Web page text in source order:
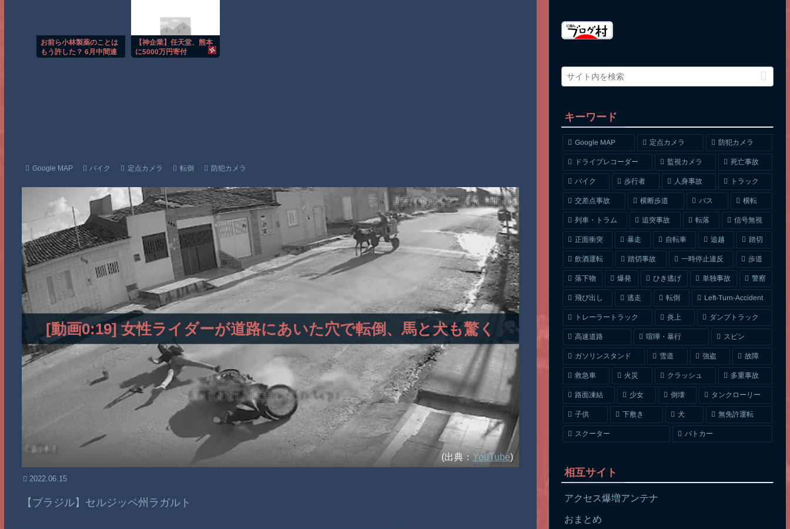
お前ら小林製薬のことは
もう許した？ 6月中間連
【神企業】任天堂、熊本
に5000万円寄付
Google MAP バイク 定点カメラ 転倒 防犯カメラ
[動画0:19] 女性ライダーが道路にあいた穴で転倒、馬と犬も驚く
(出典： YouTube)
2022.06.15
【ブラジル】セルジッペ州ラガルト
キーワード
Google MAP 定点カメラ 防犯カメラ
ドライブレコーダー 監視カメラ 死亡事故
バイク 歩行者 人身事故 トラック
交差点事故 横断歩道 バス 横転
列車・トラム 追突事故 転落 信号無視
正面衝突 暴走 自転車 追越 踏切
飲酒運転 踏切事故 一時停止違反 歩道
落下物 爆発 ひき逃げ 単独事故 警察
飛び出し 逃走 転倒 Left-Turn-Accident
トレーラートラック 炎上 ダンプトラック
高速道路 喧嘩・暴行 スピン
ガソリンスタンド 雪道 強盗 故障
救急車 火災 クラッシュ 多重事故
路面凍結 少女 倒壊 タンクローリー
子供 下敷き 犬 無免許運転
スクーター パトカー
相互サイト
アクセス爆増アンテナ
おまとめ